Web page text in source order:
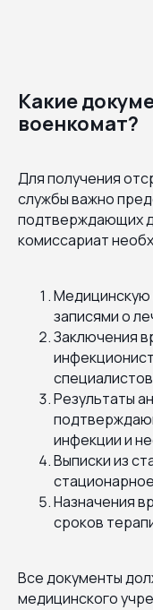
Какие
военкомат?
Для получения
службы важно
подтверждающих
комиссариат
Медицинскую
записями о
Заключения
Результаты
инфекции и
Выписки из
Назначения
сроков
Все документы
медицинского